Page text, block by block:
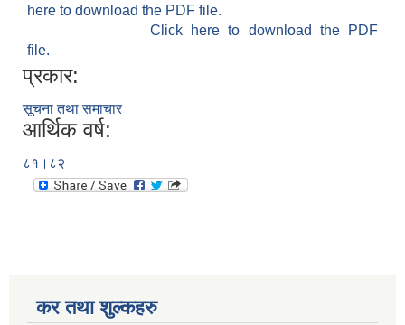
here to download the PDF file.
Click here to download the PDF
file.
प्रकार:
सूचना तथा समाचार
आर्थिक वर्ष:
८१।८२
कर तथा शुल्कहरु